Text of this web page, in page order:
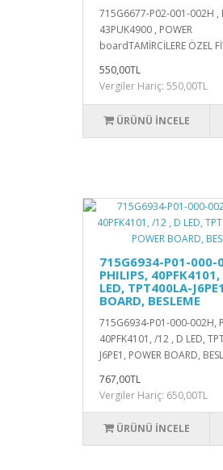
715G6677-P02-001-002H ,
43PUK4900 , POWER
boardTAMİRCİLERE ÖZEL
550,00TL
Vergiler Hariç: 550,00TL
ÜRÜNÜ İNCELE
715G6934-P01-000-
PHILIPS,
LED, TPT400LA-
BOARD, BESLEME
715G6934-P01-000-002H,
40PFK4101, /12 , D LED,
J6PE1, POWER BOARD,
767,00TL
Vergiler Hariç: 650,00TL
ÜRÜNÜ İNCELE